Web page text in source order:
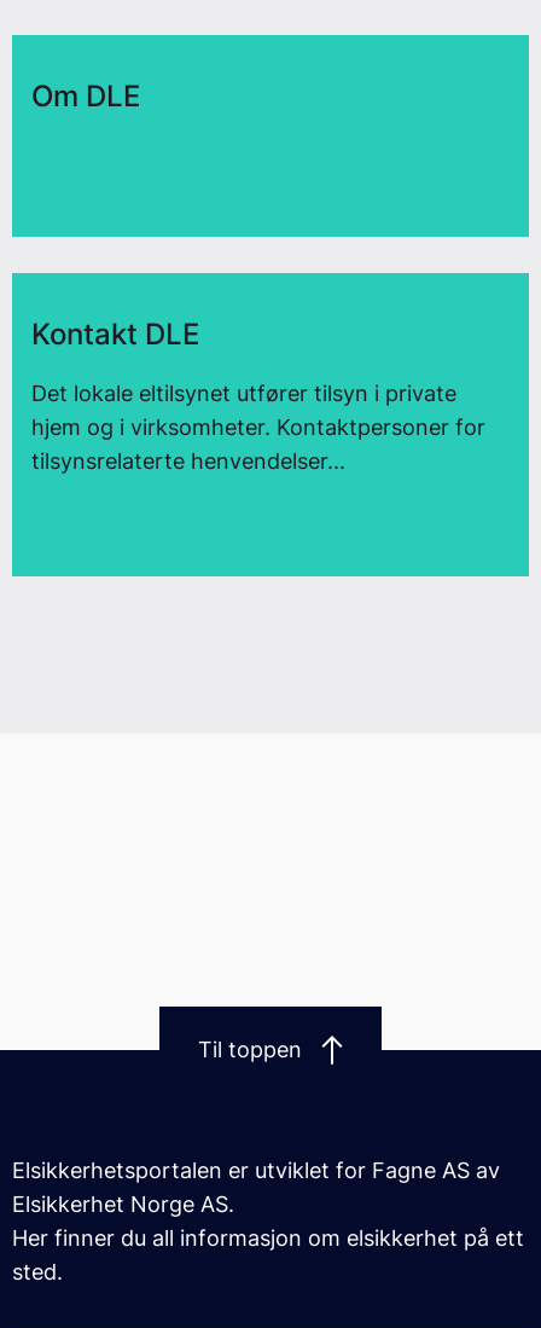
Om DLE
Kontakt DLE
Det lokale eltilsynet utfører tilsyn i private
hjem og i virksomheter. Kontaktpersoner for
tilsynsrelaterte henvendelser...
Til toppen
Elsikkerhetsportalen er utviklet for Fagne AS av
Elsikkerhet Norge AS.
Her finner du all informasjon om elsikkerhet på ett
sted.